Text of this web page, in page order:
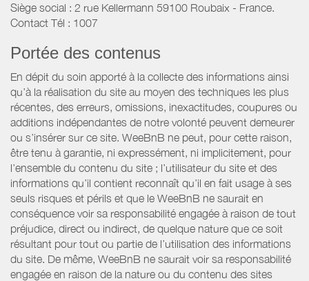
Siège social : 2 rue Kellermann 59100 Roubaix - France.
Contact Tél : 1007
Portée des contenus
En dépit du soin apporté à la collecte des informations ainsi
qu’à la réalisation du site au moyen des techniques les plus
récentes, des erreurs, omissions, inexactitudes, coupures ou
additions indépendantes de notre volonté peuvent demeurer
ou s’insérer sur ce site. WeeBnB ne peut, pour cette raison,
être tenu à garantie, ni expressément, ni implicitement, pour
l’ensemble du contenu du site ; l’utilisateur du site et des
informations qu’il contient reconnaît qu’il en fait usage à ses
seuls risques et périls et que le WeeBnB ne saurait en
conséquence voir sa responsabilité engagée à raison de tout
préjudice, direct ou indirect, de quelque nature que ce soit
résultant pour tout ou partie de l’utilisation des informations
du site. De même, WeeBnB ne saurait voir sa responsabilité
engagée en raison de la nature ou du contenu des sites